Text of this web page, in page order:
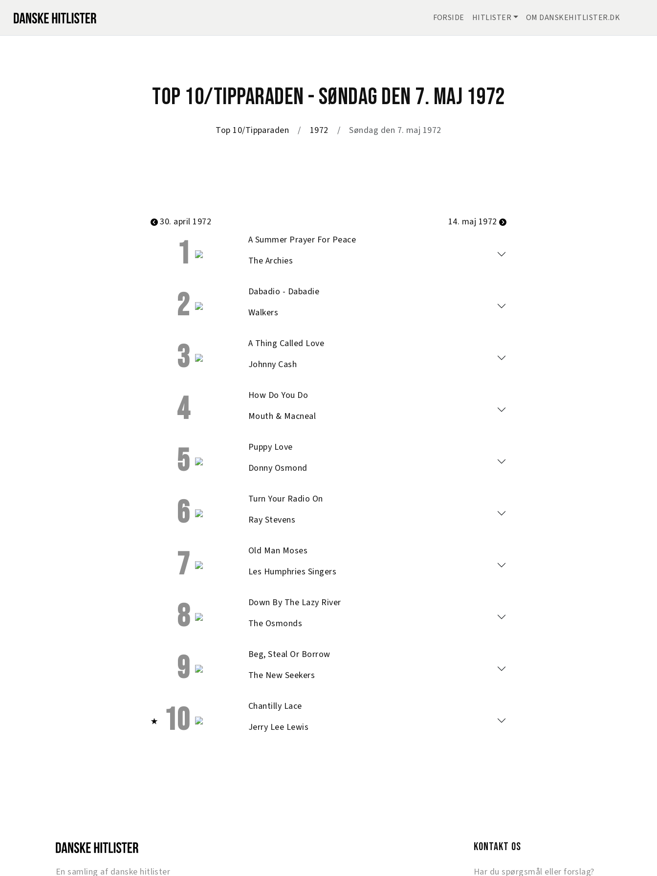
FORSIDE HITLISTER OM DANSKEHITLISTER.DK
TOP 10/TIPPARADEN - SØNDAG DEN 7. MAJ 1972
Top 10/Tipparaden 1972 Søndag den 7. maj 1972
30. april 1972 14. maj 1972
1
A Summer Prayer For Peace
The Archies
2
Dabadio - Dabadie
Walkers
3
A Thing Called Love
Johnny Cash
4
How Do You Do
Mouth & Macneal
5
Puppy Love
Donny Osmond
6
Turn Your Radio On
Ray Stevens
7
Old Man Moses
Les Humphries Singers
8
Down By The Lazy River
The Osmonds
9
Beg, Steal Or Borrow
The New Seekers
10
Chantilly Lace
Jerry Lee Lewis
En samling af danske hitlister
KONTAKT OS
Har du spørgsmål eller forslag?